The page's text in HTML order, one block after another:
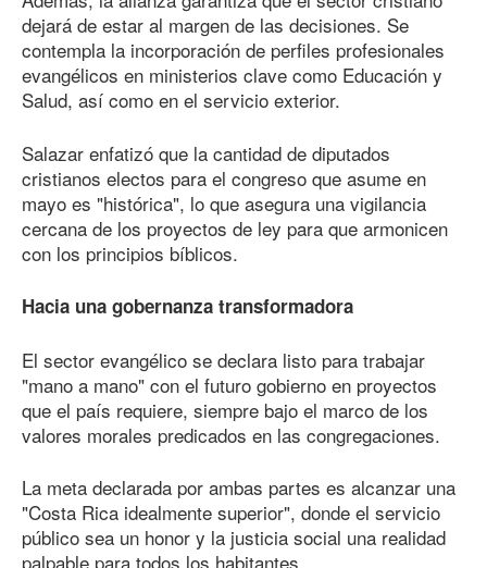
dejará de estar al margen de las decisiones. Se
contempla la incorporación de perfiles profesionales
evangélicos en ministerios clave como Educación y
Salud, así como en el servicio exterior.
Salazar enfatizó que la cantidad de diputados
cristianos electos para el congreso que asume en
mayo es "histórica", lo que asegura una vigilancia
cercana de los proyectos de ley para que armonicen
con los principios bíblicos.
Hacia una gobernanza transformadora
El sector evangélico se declara listo para trabajar
"mano a mano" con el futuro gobierno en proyectos
que el país requiere, siempre bajo el marco de los
valores morales predicados en las congregaciones.
La meta declarada por ambas partes es alcanzar una
"Costa Rica idealmente superior", donde el servicio
público sea un honor y la justicia social una realidad
palpable para todos los habitantes.